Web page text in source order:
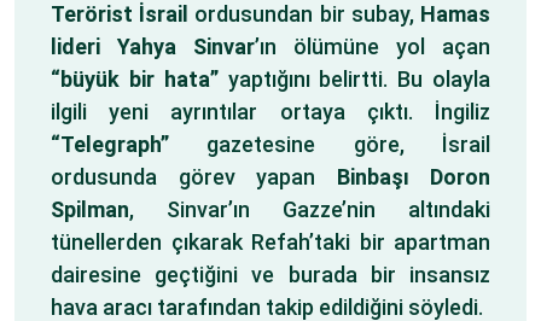
Terörist İsrail ordusundan bir subay, Hamas
lideri Yahya Sinvar’ın ölümüne yol açan
“büyük bir hata”yaptığını belirtti. Bu olayla
ilgili yeni ayrıntılar ortaya çıktı. İngiliz
“Telegraph” gazetesine göre, İsrail
ordusunda görev yapan Binbaşı Doron
Spilman, Sinvar’ın Gazze’nin altındaki
tünellerden çıkarak Refah’taki bir apartman
dairesine geçtiğini ve burada bir insansız
hava aracı tarafından takip edildiğini söyledi.